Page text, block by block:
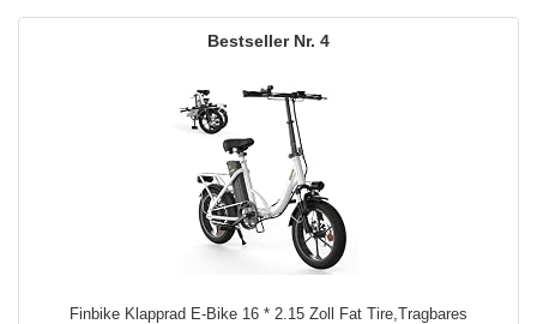
4
Finbike Klapprad E-Bike 16 * 2.15 Zoll Fat Tire,Tragbares